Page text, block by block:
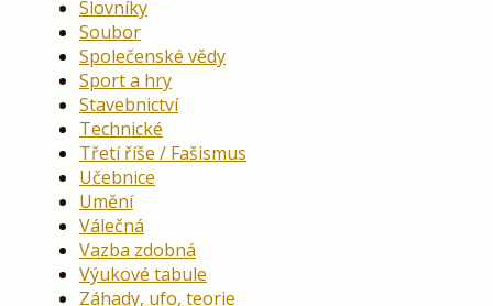
Slovníky
Soubor
Společenské vědy
Sport a hry
Stavebnictví
Technické
Třetí říše / Fašismus
Učebnice
Umění
Válečná
Vazba zdobná
Výukové tabule
Záhady, ufo, teorie